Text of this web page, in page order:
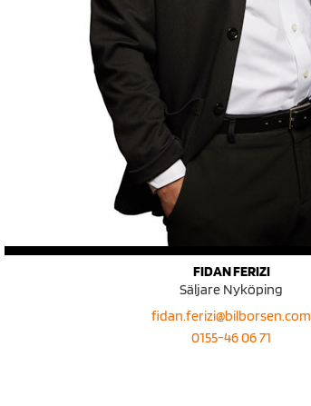
FIDAN FERIZI
Säljare Nyköping
fidan.ferizi@bilborsen.com
0155-46 06 71